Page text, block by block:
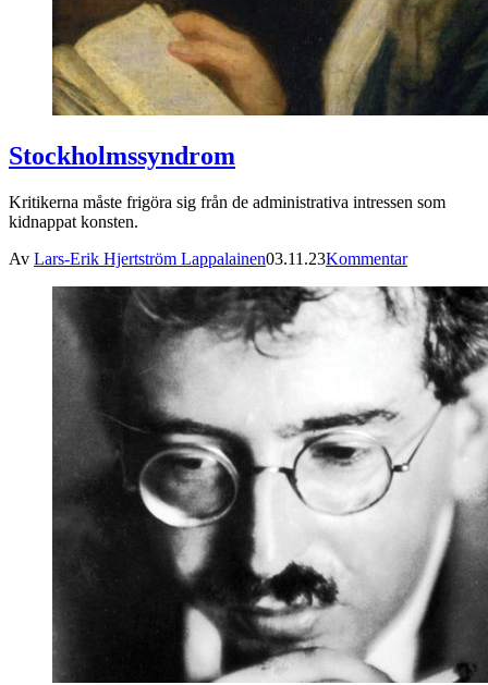
Stockholmssyndrom
Kritikerna måste frigöra sig från de administrativa intressen som
kidnappat konsten.
Av Lars-Erik Hjertström Lappalainen03.11.23Kommentar